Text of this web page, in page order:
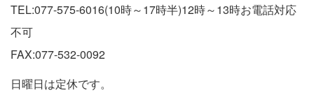
TEL:077-575-6016(10時～17時半)12時～13時お電話対応
不可
FAX:077-532-0092
日曜日は定休です。